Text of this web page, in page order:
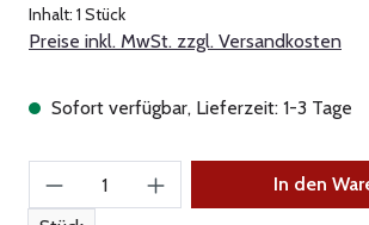
Inhalt: 1 Stück
Preise inkl. MwSt. zzgl. Versandkosten
Sofort verfügbar, Lieferzeit: 1-3 Tage
Produkt Anzahl: Gib den
In den